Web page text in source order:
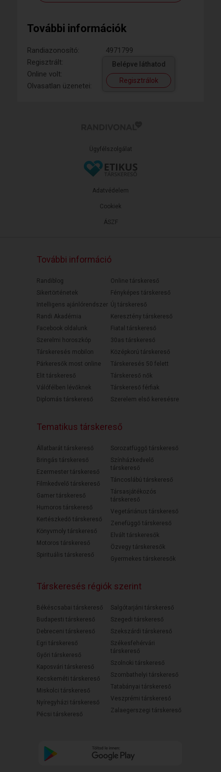
További információk
Randiazonosító:
4971799
Regisztrált:
Online volt:
Olvasatlan üzenetei:
Belépve láthatod
Regisztrálok
Ügyfélszolgálat
ÁSZF
Adatvédelem
Cookiek
További információ
Randiblog
Sikertörténetek
Intelligens ajánlórendszer
Randi Akadémia
Facebook oldalunk
Szerelmi horoszkóp
Társkeresés mobilon
Párkeresők most online
Elit társkereső
Válófélben lévőknek
Diplomás társkereső
Online társkereső
Fényképes társkereső
Új társkereső
Keresztény társkereső
Fiatal társkereső
30as társkereső
Középkorú társkereső
Társkeresés 50 felett
Társkereső nők
Társkereső férfiak
Szerelem első keresésre
Tematikus társkereső
Állatbarát társkereső
Bringás társkereső
Ezermester társkereső
Filmkedvelő társkereső
Gamer társkereső
Humoros társkereső
Kertészkedő társkereső
Könyvmoly társkereső
Motoros társkereső
Spirituális társkereső
Sorozatfüggő társkereső
Színházkedvelő
társkereső
Táncoslábú társkereső
Társasjátékozós
társkereső
Vegetáriánus társkereső
Zenefüggő társkereső
Elvált társkeresők
Özvegy társkeresők
Gyermekes társkeresők
Társkeresés régiók szerint
Békéscsabai társkereső
Budapesti társkereső
Debreceni társkereső
Egri társkereső
Győri társkereső
Kaposvári társkereső
Kecskeméti társkereső
Miskolci társkereső
Nyíregyházi társkereső
Pécsi társkereső
Salgótarjáni társkereső
Szegedi társkereső
Szekszárdi társkereső
Székesfehérvári
társkereső
Szolnoki társkereső
Szombathelyi társkereső
Tatabányai társkereső
Veszprémi társkereső
Zalaegerszegi társkereső